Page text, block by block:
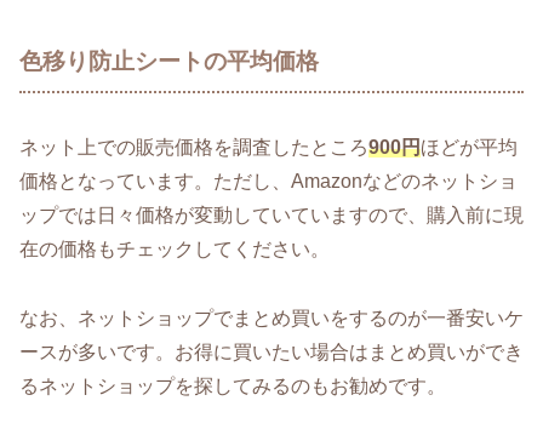
色移り防止シートの平均価格
ネット上での販売価格を調査したところ900円ほどが平均
価格となっています。ただし、Amazonなどのネットショ
ップでは日々価格が変動していていますので、購入前に現
在の価格もチェックしてください。
なお、ネットショップでまとめ買いをするのが一番安いケ
ースが多いです。お得に買いたい場合はまとめ買いができ
るネットショップを探してみるのもお勧めです。